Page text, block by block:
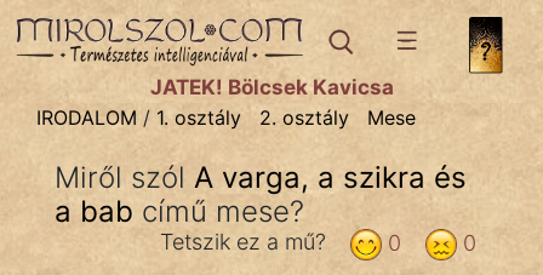
IRODALOMtémák:
Dráma
Költemény
JÁTÉK! Bölcsek Kavicsa
IRODALOM / 1. osztály 2. osztály Mese
Miről szól A varga, a szikra és
a bab című mese?
0
0
Tetszik ez a mű?